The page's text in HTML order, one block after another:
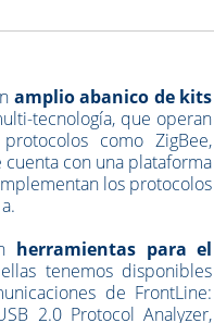
amplio abanico de kits
tecnología, que operan
como ZigBee,
cuenta con una plataforma
los protocolos
herramientas para el
tenemos disponibles
de FrontLine:
2.0 Protocol Analyzer,